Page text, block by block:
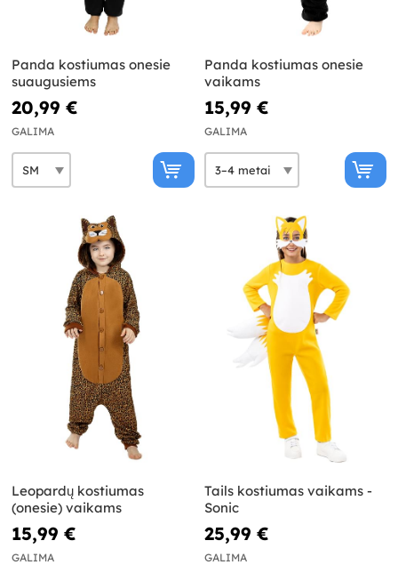
Panda kostiumas onesie
suaugusiems
20,99 €
GALIMA
Panda kostiumas onesie
vaikams
15,99 €
GALIMA
Leopardų kostiumas
(onesie) vaikams
15,99 €
GALIMA
Tails kostiumas vaikams -
Sonic
25,99 €
GALIMA